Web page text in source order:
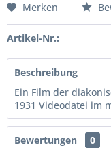
Merken
Artikel-Nr.:
Beschreibung
Ein Film der
1931 Videodatei im
Bewertungen
0